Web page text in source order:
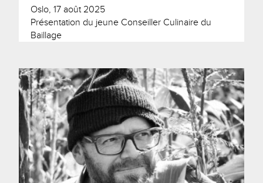
Oslo, 17 août 2025
Présentation du jeune Conseiller Culinaire du
Baillage